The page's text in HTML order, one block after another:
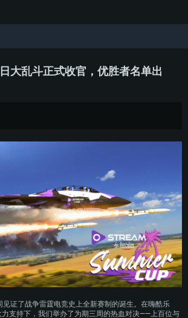
大乱斗正式收官，优胜者名单出
证了战争雷霆电竞史上全新赛制的诞生。在嗨酷乐
支持下，我们举办了为期三周的热血对决——上百位与